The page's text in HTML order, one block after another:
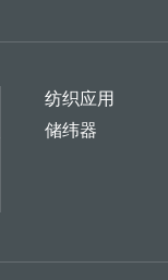
纺织应用
储纬器